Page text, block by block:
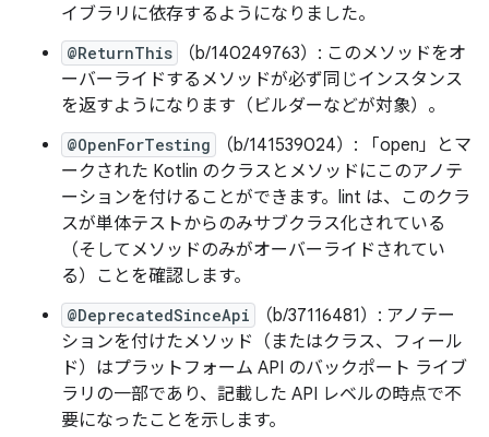
イブラリに依存するようになりました。
@ReturnThis
（b/140249763）: このメソッドをオ
ーバーライドするメソッドが必ず同じインスタンス
を返すようになります（ビルダーなどが対象）。
@OpenForTesting
（b/141539024）: 「open」とマ
ークされた Kotlin のクラスとメソッドにこのアノテ
ーションを付けることができます。lint は、このクラ
スが単体テストからのみサブクラス化されている
（そしてメソッドのみがオーバーライドされてい
る）ことを確認します。
@DeprecatedSinceApi
（b/37116481）: アノテー
ションを付けたメソッド（またはクラス、フィール
ド）はプラットフォーム API のバックポート ライブ
ラリの一部であり、記載した API レベルの時点で不
要になったことを示します。